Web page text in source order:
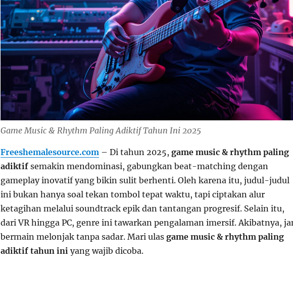
Game Music & Rhythm Paling Adiktif Tahun Ini 2025
Freeshemalesource.com– Di tahun 2025, game music & rhythm paling
adiktifsemakin mendominasi, gabungkan beat-matching dengan
gameplay inovatif yang bikin sulit berhenti. Oleh karena itu, judul-judul
ini bukan hanya soal tekan tombol tepat waktu, tapi ciptakan alur
ketagihan melalui soundtrack epik dan tantangan progresif. Selain itu,
dari VR hingga PC, genre ini tawarkan pengalaman imersif. Akibatnya,
bermain melonjak tanpa sadar. Mari ulas game music & rhythm paling
adiktif tahun iniyang wajib dicoba.